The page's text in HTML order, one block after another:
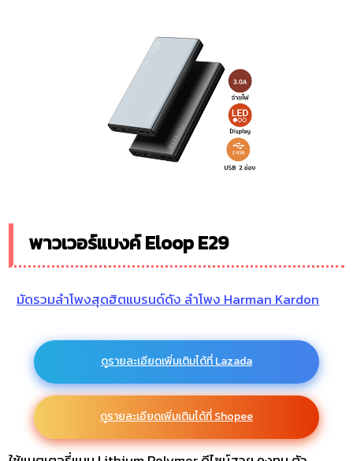
พาวเวอร์แบงค์ Eloop E29
มัดรวมลำโพงสุดฮิตแบรนด์ดัง ลำโพง Harman Kardon
ดูรายละเอียดเพิ่มเติมได้ที่ Lazada
ดูรายละเอียดเพิ่มเติมได้ที่ Shopee